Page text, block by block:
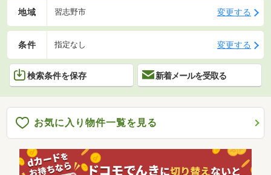
地域 習志野市 変更する
条件 指定なし 変更する
検索条件を保存 新着メールを受取る
お気に入り物件一覧を見る